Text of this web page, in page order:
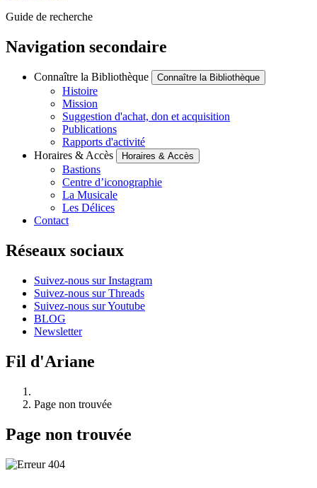
Guide de recherche
Navigation secondaire
Connaître la Bibliothèque Connaître la Bibliothèque
Histoire
Mission
Suggestion d'achat, don et acquisition
Publications
Rapports d'activité
Horaires & Accès
Horaires & Accès
Bastions
Centre d’iconographie
La Musicale
Les Délices
Contact
Réseaux sociaux
Suivez-nous sur Instagram
Suivez-nous sur Threads
Suivez-nous sur Youtube
BLOG
Newsletter
Fil d'Ariane
Page non trouvée
Page non trouvée